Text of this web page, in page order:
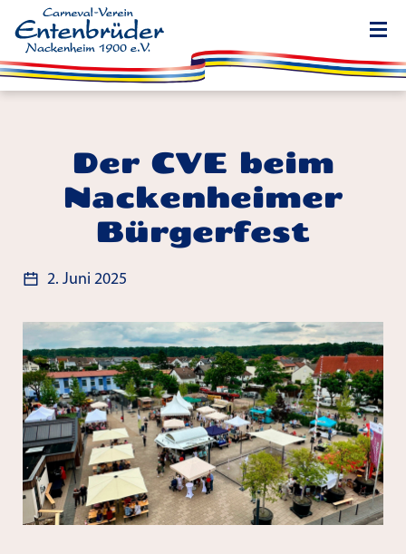
Der CVE beim
Nackenheimer
Bürgerfest
2. Juni 2025